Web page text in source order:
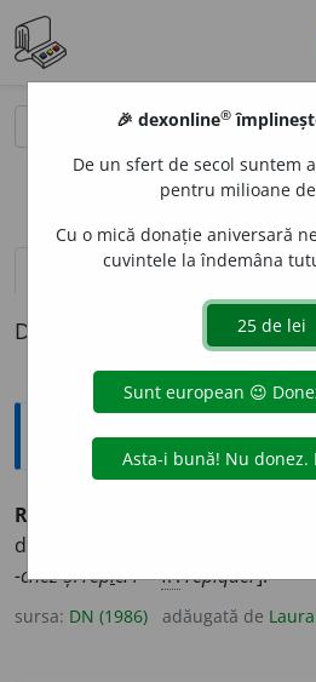
definiții (1)
Definiția cu ID-ul 381799:
Explicative DEX
REPIC
drege un pavaj prin înlocuirea
-chezșirepic./ <fr.repiquer].
sursa: DN (1986) adăugată de
🎉 dexonline®
De un sfert de secol suntem
pentru milioane
Cu o mică donație aniversară
cuvintele la îndemâna